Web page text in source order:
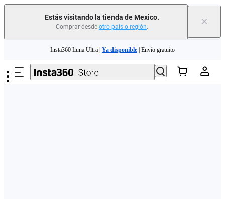
Estás visitando la tienda de Mexico.
Comprar desde otro país o región. ×
Insta360 Luna Ultra | Ya disponible | Envío gratuito
Insta360 Luna Ultra | | Envío gratuito